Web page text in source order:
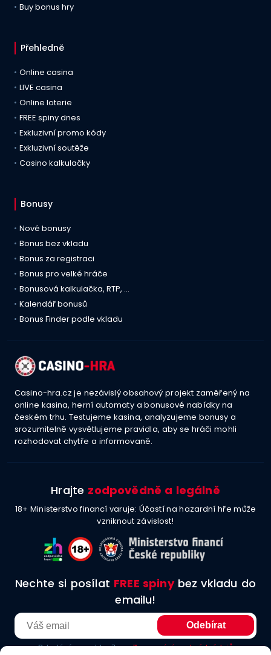
Buy bonus hry
Přehledně
Online casina
LIVE casina
Online loterie
FREE spiny dnes
Exkluzivní promo kódy
Exkluzivní soutěže
Casino kalkulačky
Bonusy
Nové bonusy
Bonus bez vkladu
Bonus za registraci
Bonus pro velké hráče
Bonusová kalkulačka, RTP, …
Kalendář bonusů
Bonus Finder podle vkladu
Casino-hra.cz je nezávislý obsahový projekt zaměřený na
online kasina, herní automaty a bonusové nabídky na
českém trhu. Testujeme kasina, analyzujeme bonusy a
srozumitelně vysvětlujeme pravidla, aby se hráči mohli
rozhodovat chytře a informovaně.
Hrajte zodpovědně a legálně
18+ Ministerstvo financí varuje: Účastí na hazardní hře může
vzniknout závislost!
Nechte si posílat FREE spinybez vkladu do
emailu!
Odesláním souhlasíte seZpracování osobních údajů